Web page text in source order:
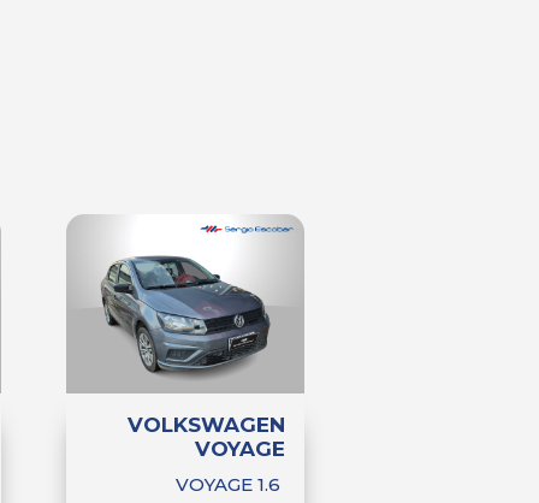
VOLKSWAGEN
VOYAGE
VOYAGE 1.6